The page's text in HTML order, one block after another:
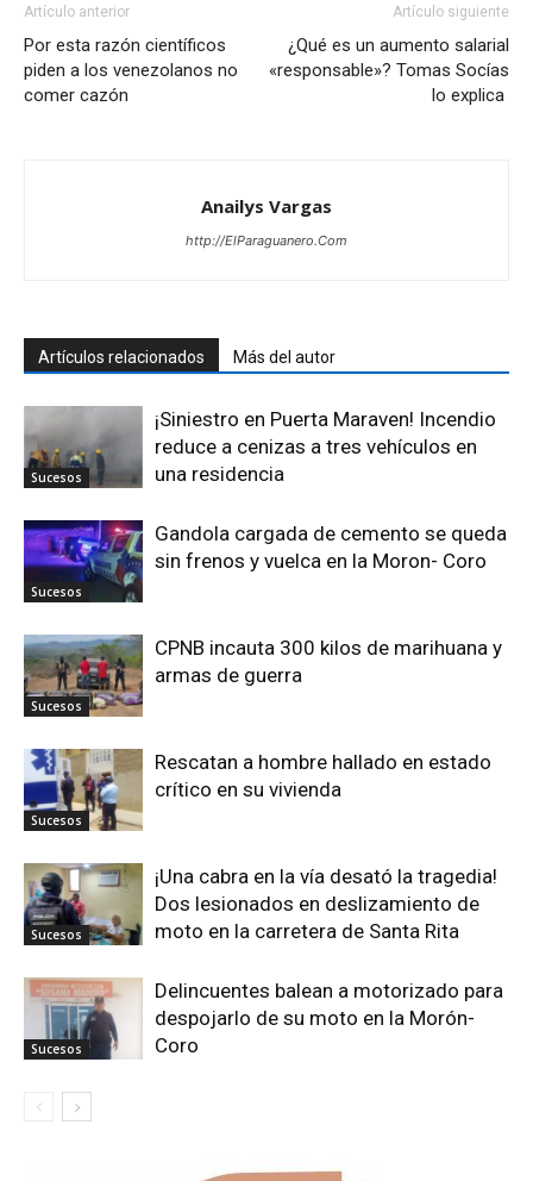
Artículo anterior
Por esta razón científicos
piden a los venezolanos no
comer cazón
Artículo siguiente
¿Qué es un aumento salarial
«responsable»? Tomas Socías
lo explica
Anailys Vargas
http://ElParaguanero.Com
Artículos relacionados Más del autor
Sucesos
¡Siniestro en Puerta Maraven! Incendio
reduce a cenizas a tres vehículos en
una residencia
Sucesos
Gandola cargada de cemento se queda
sin frenos y vuelca en la Moron- Coro
Sucesos
CPNB incauta 300 kilos de marihuana y
armas de guerra
Sucesos
Rescatan a hombre hallado en estado
crítico en su vivienda
Sucesos
¡Una cabra en la vía desató la tragedia!
Dos lesionados en deslizamiento de
moto en la carretera de Santa Rita
Sucesos
Delincuentes balean a motorizado para
despojarlo de su moto en la Morón-
Coro